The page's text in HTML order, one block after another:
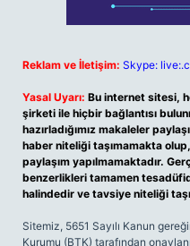
Reklam ve İletişim: Skype:
Yasal Uyarı: Bu internet sitesi,
şirketi ile hiçbir bağlantısı
hazırladığımız makaleler
haber niteliği taşımamakta
paylaşım yapılmamaktadır.
benzerlikleri tamamen
halindedir ve tavsiye niteliği
Sitemiz, 5651 Sayılı Kanun
Kurumu (BTK) tarafından